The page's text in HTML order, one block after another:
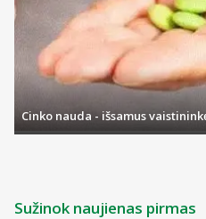
Cinko nauda - išsamus
Sužinok naujienas pirmas